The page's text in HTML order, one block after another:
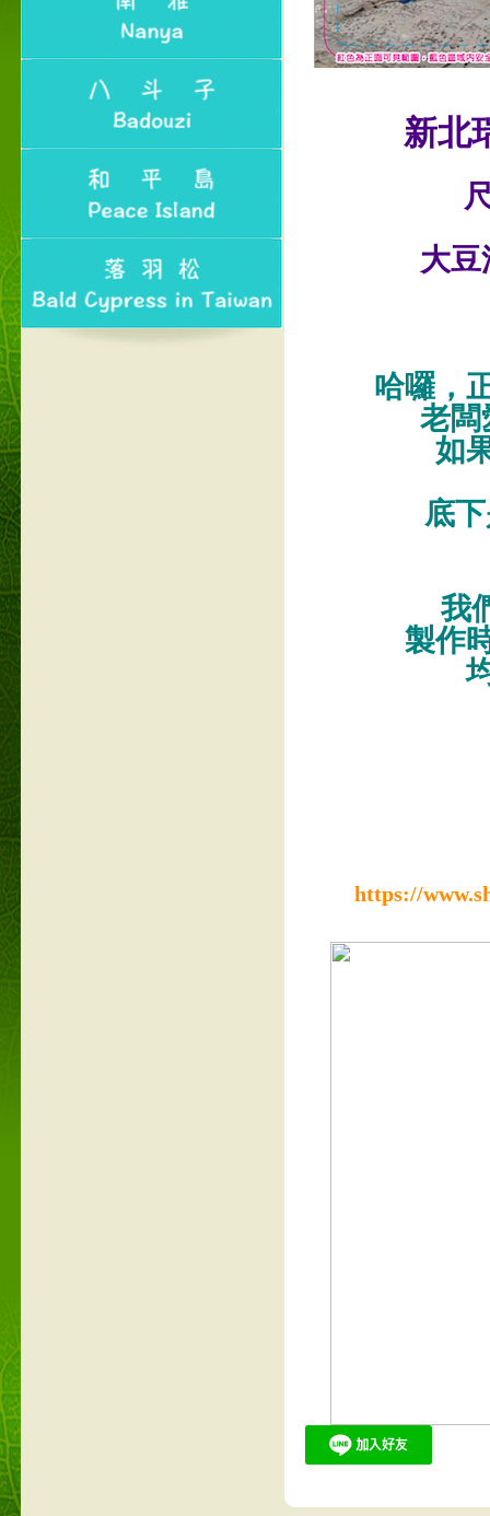
新北
大
哈囉，
老闆
如
底
我
製作
https://